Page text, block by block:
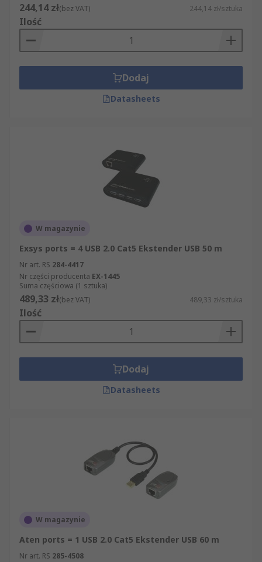
244,14 zł(bez VAT) 244,14 zł/sztuka
Ilość
Dodaj
Datasheets
W magazynie
Exsys ports = 4 USB 2.0 Cat5 Ekstender USB 50 m
Nr art. RS 284-4417
Nr części producenta EX-1445
Suma częściowa (1 sztuka)
489,33 zł(bez VAT) 489,33 zł/sztuka
Ilość
Dodaj
Datasheets
W magazynie
Aten ports = 1 USB 2.0 Cat5 Ekstender USB 60 m
Nr art. RS 285-4508